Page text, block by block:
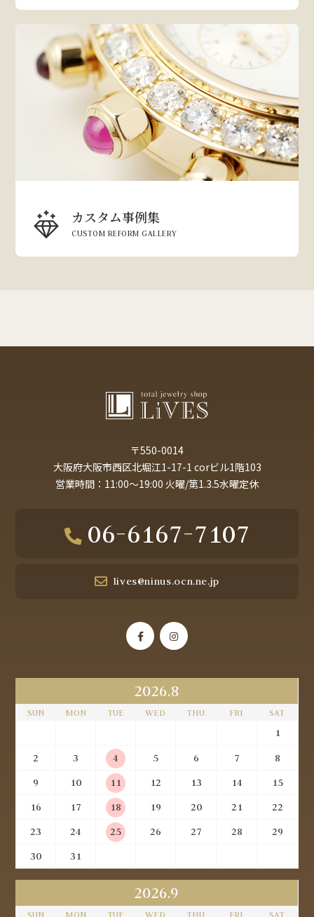
カスタム事例集
CUSTOM REFORM GALLERY
〒550-0014
大阪府大阪市西区北堀江1-17-1 corビル1階103
営業時間：11:00～19:00 火曜/第1.3.5水曜定休
06-6167-7107
lives@ninus.ocn.ne.jp
2026.8
SUN MON TUE WED THU FRI SAT
1
2
3 4 5 6 7
8
9
10 11 12 13 14
15
16
17 18 19 20 21
22
23
24 25 26 27 28
29
30
31
2026.9
SUN MON TUE WED THU FRI SAT